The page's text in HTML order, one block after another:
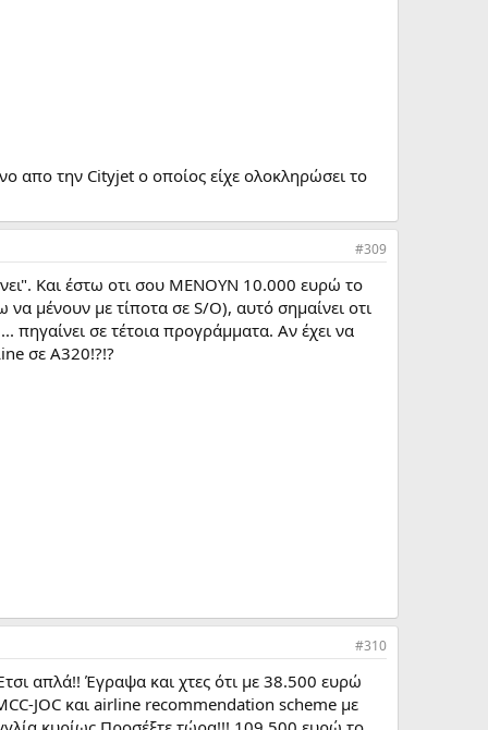
απο την Cityjet ο οποίος είχε ολοκληρώσει το
#309
Και έστω οτι σου ΜΕΝΟΥΝ 10.000 ευρώ το
μένουν με τίποτα σε S/O), αυτό σημαίνει οτι
σε τέτοια προγράμματα. Αν έχει να
σε A320!?!?
#310
απλά!! Έγραψα και χτες ότι με 38.500 ευρώ
JOC και airline recommendation scheme με